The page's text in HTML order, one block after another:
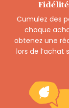
Fidélité
Cumulez des
chaque
obtenez une
lors de l’achat